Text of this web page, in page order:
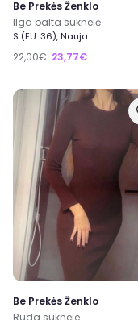
Be Prekės Ženklo
Ilga balta suknelė
S (EU: 36), Nauja
22,00€ 23,77€
Be Prekės Ženklo